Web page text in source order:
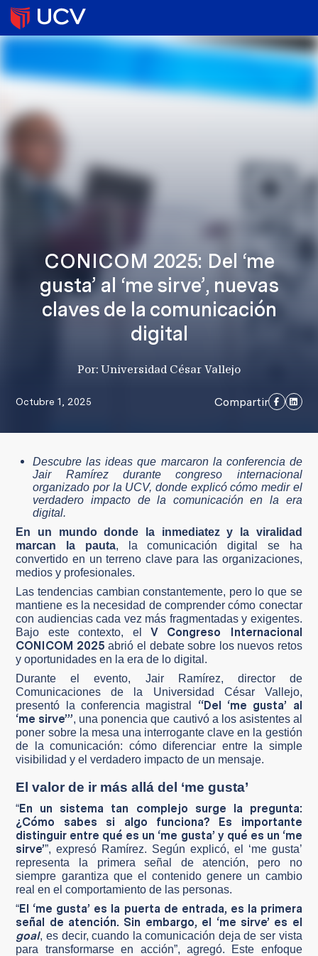
CONICOM 2025: Del ‘me
gusta’ al ‘me sirve’, nuevas
claves de la comunicación
digital
Por: Universidad César Vallejo
Octubre 1, 2025 Compartir
Descubre las ideas que marcaron la conferencia de
Jair Ramírez durante congreso internacional
organizado por la UCV, donde explicó cómo medir el
verdadero impacto de la comunicación en la era
digital.
En un mundo donde la inmediatez y la viralidad
marcan la pauta, la comunicación digital se ha
convertido en un terreno clave para las organizaciones,
medios y profesionales.
Las tendencias cambian constantemente, pero lo que se
mantiene es la necesidad de comprender cómo conectar
con audiencias cada vez más fragmentadas y exigentes.
Bajo este contexto, el V Congreso Internacional
CONICOM 2025 abrió el debate sobre los nuevos retos
y oportunidades en la era de lo digital.
Durante el evento, Jair Ramírez, director de
Comunicaciones de la Universidad César Vallejo,
presentó la conferencia magistral “Del ‘me gusta’ al
‘me sirve’”, una ponencia que cautivó a los asistentes al
poner sobre la mesa una interrogante clave en la gestión
de la comunicación: cómo diferenciar entre la simple
visibilidad y el verdadero impacto de un mensaje.
El valor de ir más allá del ‘me gusta’
“En un sistema tan complejo surge la pregunta:
¿Cómo sabes si algo funciona? Es importante
distinguir entre qué es un ‘me gusta’ y qué es un ‘me
sirve’”, expresó Ramírez. Según explicó, el ‘me gusta’
representa la primera señal de atención, pero no
siempre garantiza que el contenido genere un cambio
real en el comportamiento de las personas.
“El ‘me gusta’ es la puerta de entrada, es la primera
señal de atención. Sin embargo, el ‘me sirve’ es el
goal, es decir, cuando la comunicación deja de ser vista
para transformarse en acción”, agregó. Este enfoque